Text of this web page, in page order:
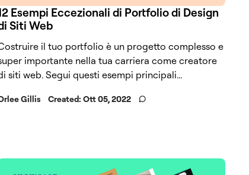
Esempi Eccezionali di Portfolio di Design
Siti Web
il tuo portfolio è un progetto complesso e
importante nella tua carriera come creatore
siti web. Segui questi esempi principali...
Gillis Created: Ott 05, 2022